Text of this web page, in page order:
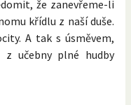
že zanevřeme-li
křídlu z naší duše.
A tak s úsměvem,
z učebny plné hudby